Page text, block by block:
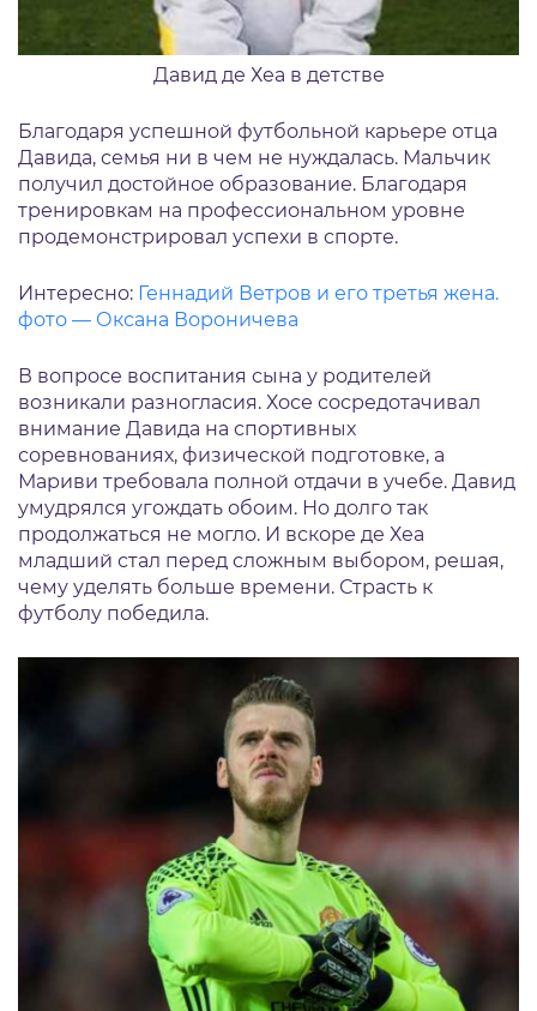
Давид де Хеа в детстве
Благодаря успешной футбольной карьере отца
Давида, семья ни в чем не нуждалась. Мальчик
получил достойное образование. Благодаря
тренировкам на профессиональном уровне
продемонстрировал успехи в спорте.
Интересно: Геннадий Ветров и его третья жена.
фото — Оксана Вороничева
В вопросе воспитания сына у родителей
возникали разногласия. Хосе сосредотачивал
внимание Давида на спортивных
соревнованиях, физической подготовке, а
Мариви требовала полной отдачи в учебе. Давид
умудрялся угождать обоим. Но долго так
продолжаться не могло. И вскоре де Хеа
младший стал перед сложным выбором, решая,
чему уделять больше времени. Страсть к
футболу победила.